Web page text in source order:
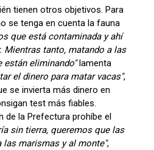
tienen otros objetivos. Para
se tenga en cuenta la fauna
que está contaminada y ahí
Mientras tanto, matando a las
están eliminando"lamenta
el dinero para matar vacas",
se invierta más dinero en
test más fiables.
de la Prefectura prohíbe el
sin tierra, queremos que las
las marismas y al monte",